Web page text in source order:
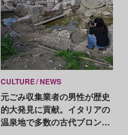
CULTURE NEWS
元ごみ収集業者の男性が歴史
的大発見に貢献。イタリアの
温泉地で多数の古代ブロンズ